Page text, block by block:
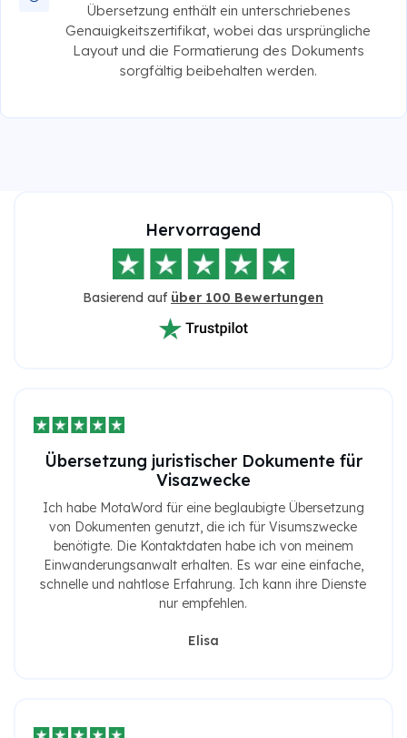
Übersetzung enthält ein unterschriebenes
Genauigkeitszertifikat, wobei das ursprüngliche
Layout und die Formatierung des Dokuments
sorgfältig beibehalten werden.
Hervorragend
Basierend auf über 100 Bewertungen
Übersetzung juristischer Dokumente für
Visazwecke
Ich habe MotaWord für eine beglaubigte Übersetzung
von Dokumenten genutzt, die ich für Visumszwecke
benötigte. Die Kontaktdaten habe ich von meinem
Einwanderungsanwalt erhalten. Es war eine einfache,
schnelle und nahtlose Erfahrung. Ich kann ihre Dienste
nur empfehlen.
Elisa